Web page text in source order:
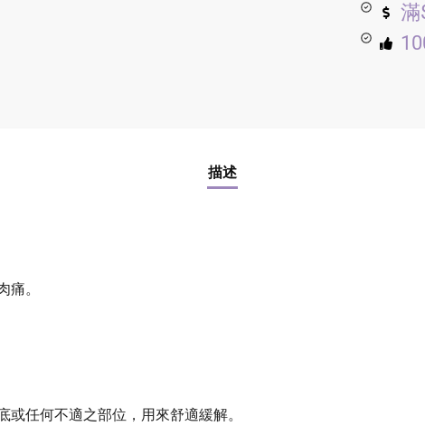
滿
描述
。
任何不適之部位，用來舒適緩解。